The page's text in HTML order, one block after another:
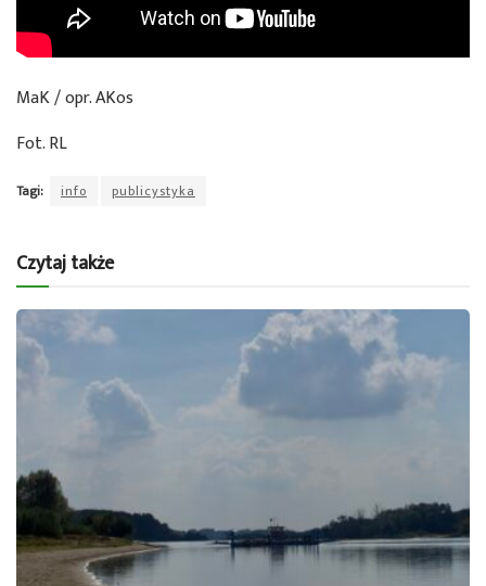
MaK / opr. AKos
Fot. RL
Tagi: info publicystyka
Czytaj także